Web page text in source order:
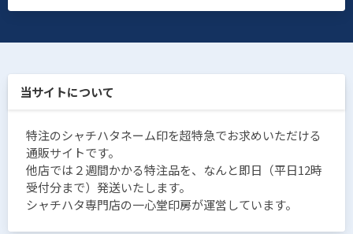
当サイトについて
特注のシャチハタネーム印を超特急でお求めいただける
通販サイトです。
他店では２週間かかる特注品を、なんと即日（平日12時
受付分まで）発送いたします。
シャチハタ専門店の一心堂印房が運営しています。